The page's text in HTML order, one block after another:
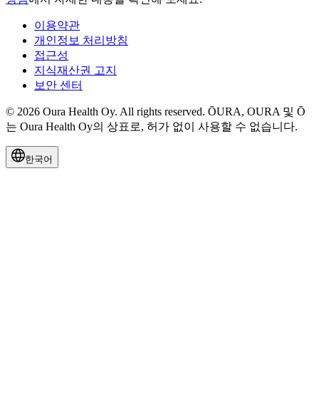
이용약관
개인정보 처리방침
접근성
지식재산권 고지
보안 센터
© 2026 Oura Health Oy. All rights reserved. ŌURA, OURA 및 Ō
는 Oura Health Oy의 상표로, 허가 없이 사용할 수 없습니다.
한국어